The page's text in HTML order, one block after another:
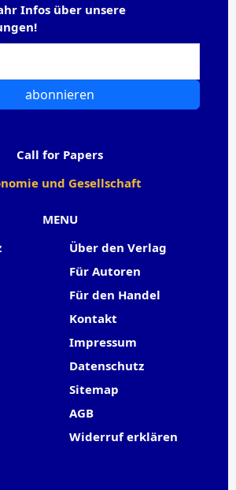
MENU
Über den Verlag
Für Autoren
Für den Handel
Kontakt
Impressum
Datenschutz
Sitemap
AGB
Widerruf erklären
Infos über unsere
abonnieren
Call for Papers
und Gesellschaft